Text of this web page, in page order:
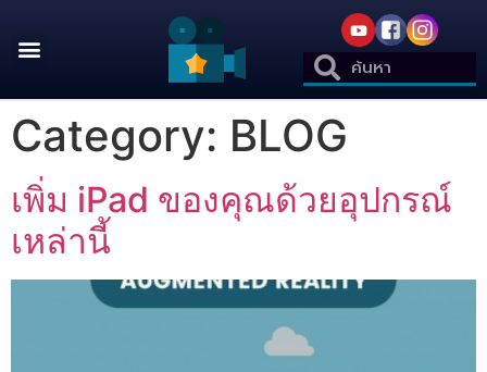
Category: BLOG
เพิ่ม iPad ของคุณด้วยอุปกรณ์
เหล่านี้